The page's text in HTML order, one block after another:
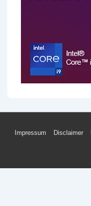
Footer-
Impressum Disclaimer